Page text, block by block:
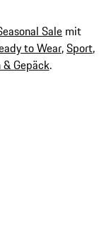
Sale mit
to Wear,Sport,
& Gepäck.